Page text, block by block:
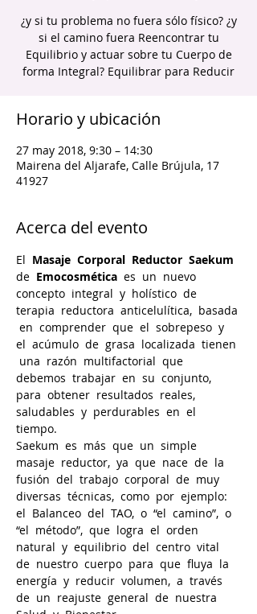
¿y si tu problema no fuera sólo físico? ¿y
si el camino fuera Reencontrar tu
Equilibrio y actuar sobre tu Cuerpo de
forma Integral? Equilibrar para Reducir
Horario y ubicación
27 may 2018, 9:30 – 14:30
Mairena del Aljarafe, Calle Brújula, 17
41927
Acerca del evento
El Masaje  Corporal  Reductor  Saekum
de Emocosmética
  es  un  nuevo
concepto  integral  y  holístico  de
terapia  reductora  anticelulítica,  basada
en  comprender  que  el  sobrepeso  y
el  acúmulo  de  grasa  localizada  tienen
una  razón  multifactorial  que
debemos  trabajar  en  su  conjunto,
para  obtener  resultados  reales,
saludables  y  perdurables  en  el
tiempo.
Saekum  es  más  que  un  simple
masaje  reductor,  ya  que  nace  de  la
fusión  del  trabajo  corporal  de  muy
diversas  técnicas,  como  por  ejemplo:
el  Balanceo  del  TAO,  o  “el  camino”,  o
“el  método”,  que  logra  el  orden
natural  y  equilibrio  del  centro  vital
de  nuestro  cuerpo  para  que  fluya  la
energía  y  reducir  volumen,  a  través
de  un  reajuste  general  de  nuestra